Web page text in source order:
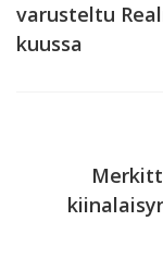
varusteltu
kuussa